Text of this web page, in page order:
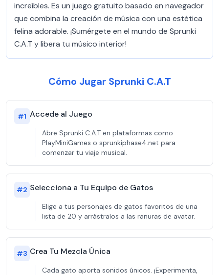
increíbles. Es un juego gratuito basado en navegador
que combina la creación de música con una estética
felina adorable. ¡Sumérgete en el mundo de Sprunki
C.A.T y libera tu músico interior!
Cómo Jugar Sprunki C.A.T
#1 Accede al Juego
Abre Sprunki C.A.T en plataformas como
PlayMiniGames o sprunkiphase4.net para
comenzar tu viaje musical.
#2 Selecciona a Tu Equipo de Gatos
Elige a tus personajes de gatos favoritos de una
lista de 20 y arrástralos a las ranuras de avatar.
#3 Crea Tu Mezcla Única
Cada gato aporta sonidos únicos. ¡Experimenta,